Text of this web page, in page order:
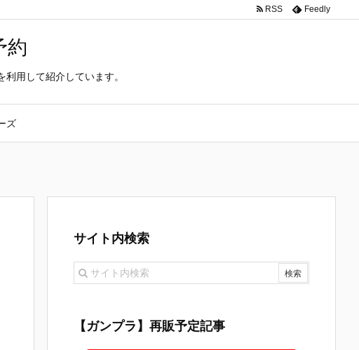
約
用して紹介しています。
ズ
RSS Feedly
サイト内検索
【ガンプラ】再販予定記事